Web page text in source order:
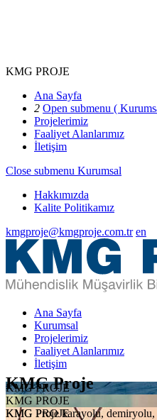
KMG PROJE
Ana Sayfa
2 Open submenu (
Projelerimiz
Faaliyet Alanlarımız
İletişim
Close submenu Kurumsal
Hakkımızda
Kalite Politikamız
kmgproje@kmgproje.com.tr en
Ana Sayfa
Kurumsal
Projelerimiz
Faaliyet Alanlarımız
İletişim
KMG PROJE
KMG PROJE
KMG PROJE
KMG Proje
KMG Proje karayolu, demiryolu,